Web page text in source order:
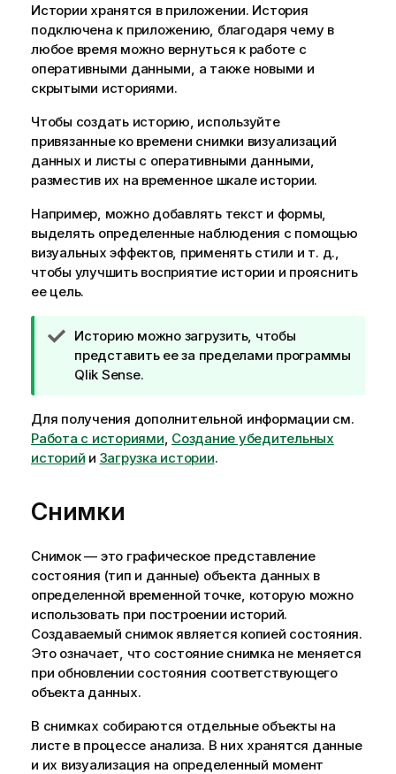
Истории хранятся в приложении. История
подключена к приложению, благодаря чему в
любое время можно вернуться к работе с
оперативными данными, а также новыми и
скрытыми историями.
Чтобы создать историю, используйте
привязанные ко времени снимки визуализаций
данных и листы с оперативными данными,
разместив их на временное шкале истории.
Например, можно добавлять текст и формы,
выделять определенные наблюдения с помощью
визуальных эффектов, применять стили и т. д.,
чтобы улучшить восприятие истории и прояснить
ее цель.
П
р
и
е
ч
а
е
Историю можно загрузить, чтобы
представить ее за пределами программы
Qlik Sense.
Для получения дополнительной информации см.
Работа с историями Создание убедительных
историй и Загрузка истории.
Снимки
Снимок — это графическое представление
состояния (тип и данные) объекта данных в
определенной временной точке, которую можно
использовать при построении историй.
Создаваемый снимок является копией состояния.
Это означает, что состояние снимка не меняется
при обновлении состояния соответствующего
объекта данных.
В снимках собираются отдельные объекты на
листе в процессе анализа. В них хранятся данные
и их визуализация на определенный момент